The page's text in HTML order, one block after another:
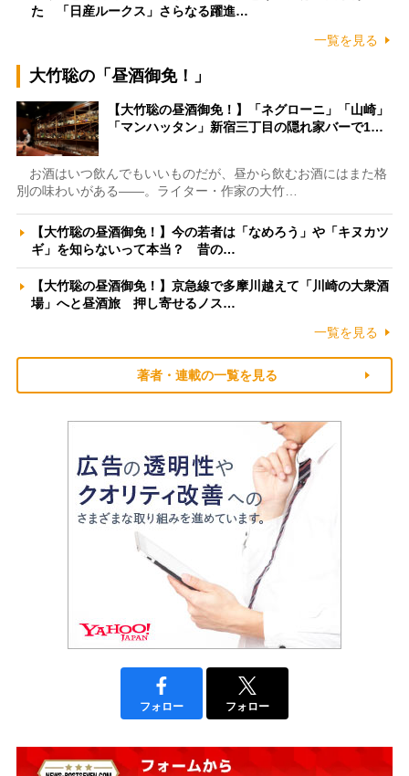
た 「日産ルークス」さらなる躍進…
一覧を見る
大竹聡の「昼酒御免！」
【大竹聡の昼酒御免！】「ネグローニ」「山崎」
「マンハッタン」新宿三丁目の隠れ家バーで1…
お酒はいつ飲んでもいいものだが、昼から飲むお酒にはまた格
別の味わいがある――。ライター・作家の大竹…
【大竹聡の昼酒御免！】今の若者は「なめろう」や「キヌカツ
ギ」を知らないって本当？ 昔の…
【大竹聡の昼酒御免！】京急線で多摩川越えて「川崎の大衆酒
場」へと昼酒旅 押し寄せるノス…
一覧を見る
著者・連載の一覧を見る
フォロー フォロー